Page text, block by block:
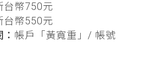
台幣750元
台幣550元
帳戶「黃寬重」/ 帳號